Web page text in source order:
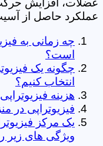
عملکرد حاصل از
چه زمانی به
است؟
چگونه یک
انتخاب کنیم؟
هزینه
فیزیوتراپی در
یک مرکز
ویژگی های زیر